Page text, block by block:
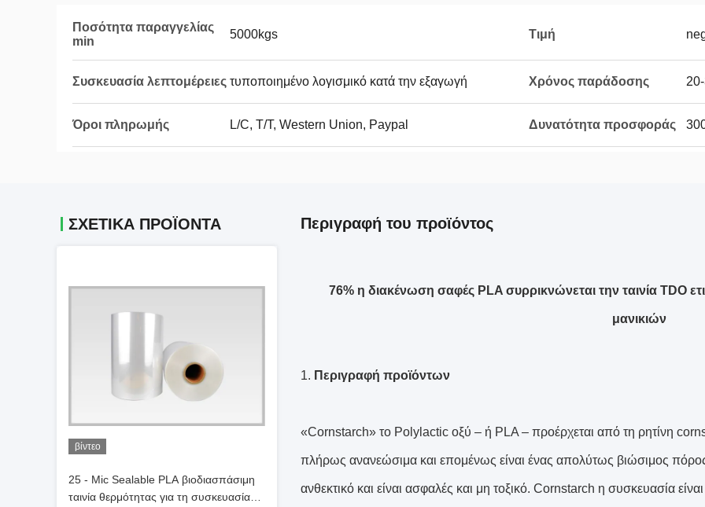
Ποσότητα παραγγελίας
min
5000kgs Τιμή
Συσκευασία λεπτομέρειες τυποποιημένο λογισμικό κατά την εξαγωγή Χρόνος παράδοσης
Όροι πληρωμής L/C, T/T, Western Union, Paypal Δυνατότητα προσφοράς
ΣΧΕΤΙΚΑ ΠΡΟΪΟΝΤΑ
βίντεο
25 - Mic Sealable PLA βιοδιασπάσιμη
ταινία θερμότητας για τη συσκευασία
Περιγραφή του προϊόντος
76% η διακένωση σαφές PLA συρρικνώνεται την ταινία TDO
μανικιών
1. Περιγραφή προϊόντων
«Cornstarch» το Polylactic οξύ – ή PLA – προέρχεται από τη ρητίνη
πλήρως ανανεώσιμα και επομένως είναι ένας απολύτως βιώσιμος
ανθεκτικό και είναι ασφαλές και μη τοξικό. Cornstarch η συσκευασία